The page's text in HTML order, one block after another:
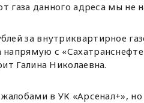
газа данного адреса мы не
за внутриквартирное
с
Галина Николаевна.
в УК «Арсенал+»,